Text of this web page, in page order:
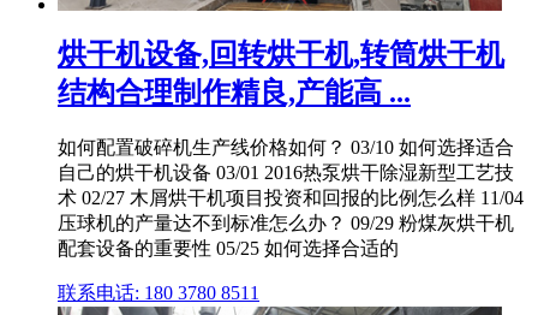
烘干机设备,回转烘干机,转筒烘干机
结构合理制作精良,产能高 ...
如何配置破碎机生产线价格如何？ 03/10 如何选择适合
自己的烘干机设备 03/01 2016热泵烘干除湿新型工艺技
术 02/27 木屑烘干机项目投资和回报的比例怎么样 11/04
压球机的产量达不到标准怎么办？ 09/29 粉煤灰烘干机
配套设备的重要性 05/25 如何选择合适的
联系电话: 180 3780 8511